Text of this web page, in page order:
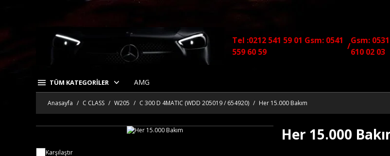
Tel :0212 541 59 01 Gsm: 0541
559 60 59
/
Gsm:
610 02 03
TÜM KATEGORİLER AMG
Anasayfa C CLASS W205 C 300 D 4MATIC (WDD 205019 / 654920) Her 15.000 Bakım
Karşılaştır
Her 15.000